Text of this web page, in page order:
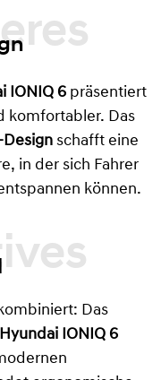
IONIQ 6präsentiert
komfortabler. Das
schafft eine
in der sich Fahrer
können.
Das
IONIQ 6